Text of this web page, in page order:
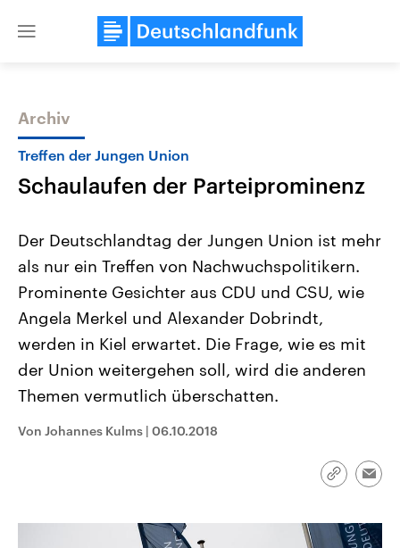
Close
Themen
Landtagswahl Sachsen-Anhalt
2026
Alle Informationen
Sachsen-Anhalt wählt am 6.
September 2026 einen neuen
Landtag. Seit 2021 wird das
Bundesland von einer Koalition aus
Umfragen, Prognosen,
Wahlprogramme, aktuelle Berichte
USA
Aktuelle Beiträge,
Hintergründe
Wirtschaftlich und
gehören die Vereinigten
mit großem Einfluss auf
Archiv
Treffen der Jungen Union
Schaulaufen der Parteiprominenz
Der Deutschlandtag der Jungen Union ist mehr
als nur ein Treffen von Nachwuchspolitikern.
Prominente Gesichter aus CDU und CSU, wie
Angela Merkel und Alexander Dobrindt,
werden in Kiel erwartet. Die Frage, wie es mit
der Union weitergehen soll, wird die anderen
Themen vermutlich überschatten.
Von Johannes Kulms | 06.10.2018
Link